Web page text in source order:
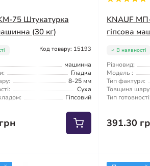
75 Штукатурка
(30 кг)
Код товару: 15193
машинна
Гладка
8-25 мм
Суха
Гіпсовий
KNAUF
гіпсова
В наявності
Різновид:
Модель :
Тип фактури:
Товщина шару:
Тип готовності:
391.30